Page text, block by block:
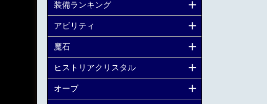
装備ランキング
アビリティ
魔石
ヒストリアクリスタル
オーブ